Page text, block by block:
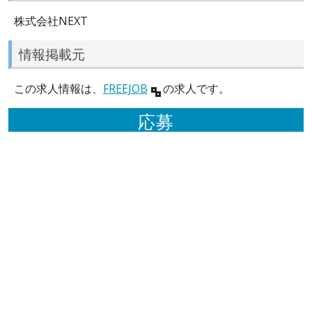
株式会社NEXT
情報掲載元
この求人情報は、 FREEJOB の求人です。
応募